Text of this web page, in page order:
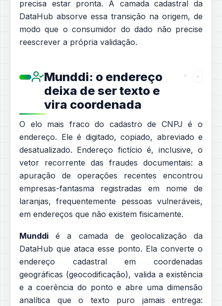
precisa estar pronta. A camada cadastral da
DataHub absorve essa transição na origem, de
modo que o consumidor do dado não precise
reescrever a própria validação.
Munddi: o endereço
deixa de ser texto e
vira coordenada
O elo mais fraco do cadastro de CNPJ é o
endereço. Ele é digitado, copiado, abreviado e
desatualizado. Endereço fictício é, inclusive, o
vetor recorrente das fraudes documentais: a
apuração de operações recentes encontrou
empresas-fantasma registradas em nome de
laranjas, frequentemente pessoas vulneráveis,
em endereços que não existem fisicamente.
Munddi é a camada de geolocalização da
DataHub que ataca esse ponto. Ela converte o
endereço cadastral em coordenadas
geográficas (geocodificação), valida a existência
e a coerência do ponto e abre uma dimensão
analítica que o texto puro jamais entrega: